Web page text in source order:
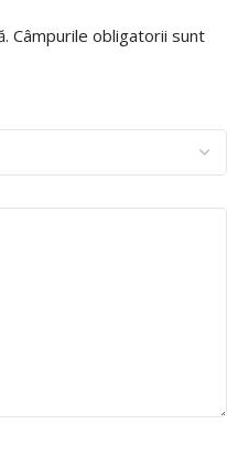
Câmpurile obligatorii sunt